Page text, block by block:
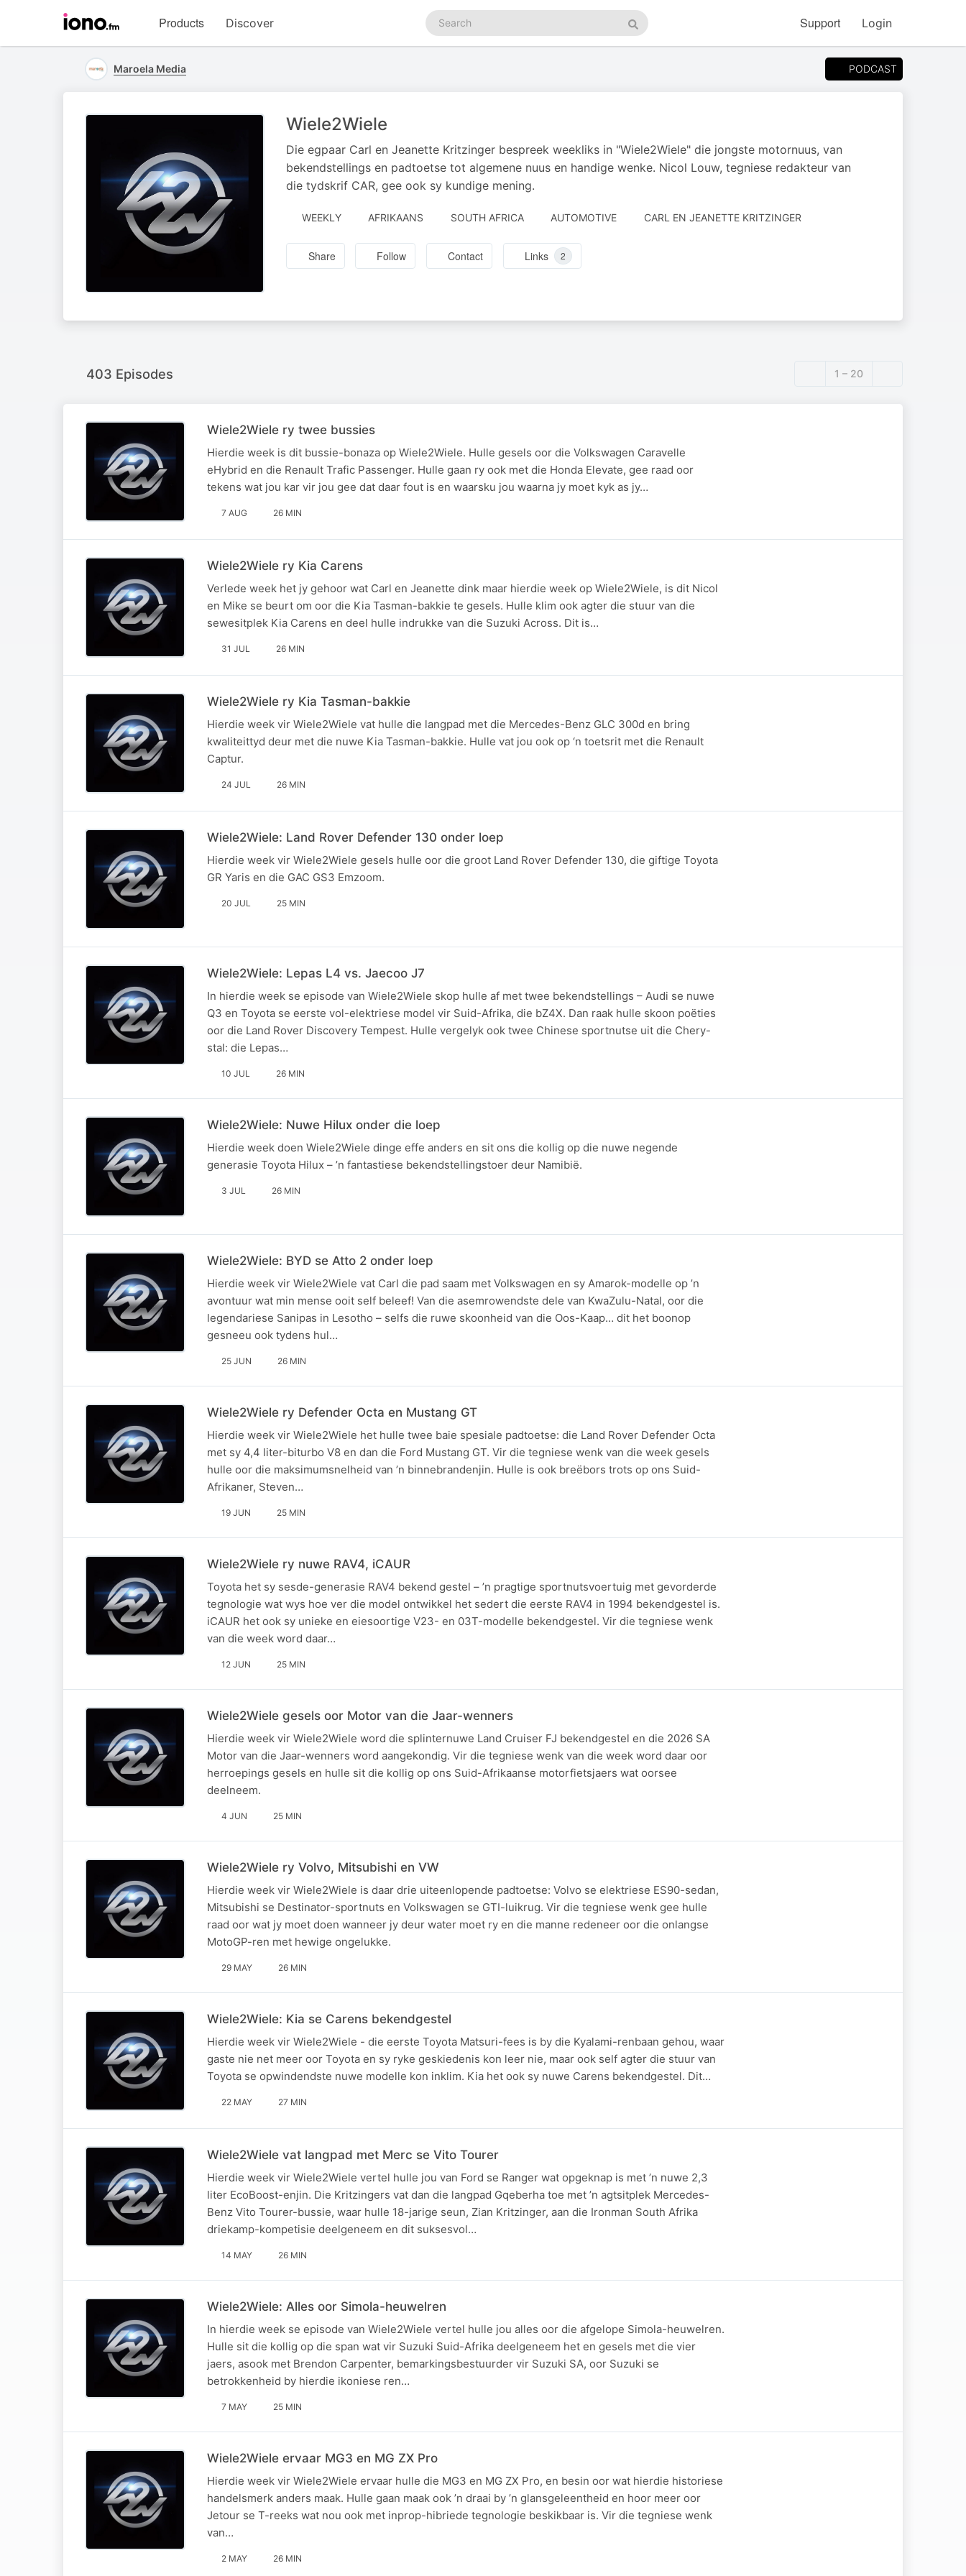
homepage
Products Discover
Search
podcasts
Search
Support Login
Maroela Media PODCAST
Wiele2Wiele
Die egpaar Carl en Jeanette Kritzinger bespreek weekliks in "Wiele2Wiele" die jongste motornuus, van
bekendstellings en padtoetse tot algemene nuus en handige wenke. Nicol Louw, tegniese redakteur van
die tydskrif CAR, gee ook sy kundige mening.
WEEKLY AFRIKAANS SOUTH AFRICA AUTOMOTIVE
AUTHORED
CARL EN JEANETTE KRITZINGER
Share Follow Contact Links 2
403 Episodes 1 – 20
Wiele2Wiele ry twee bussies
Hierdie week is dit bussie-bonaza op Wiele2Wiele. Hulle gesels oor die Volkswagen Caravelle
eHybrid en die Renault Trafic Passenger. Hulle gaan ry ook met die Honda Elevate, gee raad oor
tekens wat jou kar vir jou gee dat daar fout is en waarsku jou waarna jy moet kyk as jy…
7 AUG 26 MIN
Wiele2Wiele ry Kia Carens
Verlede week het jy gehoor wat Carl en Jeanette dink maar hierdie week op Wiele2Wiele, is dit Nicol
en Mike se beurt om oor die Kia Tasman-bakkie te gesels. Hulle klim ook agter die stuur van die
sewesitplek Kia Carens en deel hulle indrukke van die Suzuki Across. Dit is…
31 JUL 26 MIN
Wiele2Wiele ry Kia Tasman-bakkie
Hierdie week vir Wiele2Wiele vat hulle die langpad met die Mercedes-Benz GLC 300d en bring
kwaliteittyd deur met die nuwe Kia Tasman-bakkie. Hulle vat jou ook op ‘n toetsrit met die Renault
Captur.
24 JUL 26 MIN
Wiele2Wiele: Land Rover Defender 130 onder loep
Hierdie week vir Wiele2Wiele gesels hulle oor die groot Land Rover Defender 130, die giftige Toyota
GR Yaris en die GAC GS3 Emzoom.
20 JUL 25 MIN
Wiele2Wiele: Lepas L4 vs. Jaecoo J7
In hierdie week se episode van Wiele2Wiele skop hulle af met twee bekendstellings – Audi se nuwe
Q3 en Toyota se eerste vol-elektriese model vir Suid-Afrika, die bZ4X. Dan raak hulle skoon poëties
oor die Land Rover Discovery Tempest. Hulle vergelyk ook twee Chinese sportnutse uit die Chery-
stal: die Lepas…
10 JUL 26 MIN
Wiele2Wiele: Nuwe Hilux onder die loep
Hierdie week doen Wiele2Wiele dinge effe anders en sit ons die kollig op die nuwe negende
generasie Toyota Hilux – ’n fantastiese bekendstellingstoer deur Namibië.
3 JUL 26 MIN
Wiele2Wiele: BYD se Atto 2 onder loep
Hierdie week vir Wiele2Wiele vat Carl die pad saam met Volkswagen en sy Amarok-modelle op ’n
avontuur wat min mense ooit self beleef! Van die asemrowendste dele van KwaZulu-Natal, oor die
legendariese Sanipas in Lesotho – selfs die ruwe skoonheid van die Oos-Kaap… dit het boonop
gesneeu ook tydens hul…
25 JUN 26 MIN
Wiele2Wiele ry Defender Octa en Mustang GT
Hierdie week vir Wiele2Wiele het hulle twee baie spesiale padtoetse: die Land Rover Defender Octa
met sy 4,4 liter-biturbo V8 en dan die Ford Mustang GT. Vir die tegniese wenk van die week gesels
hulle oor die maksimumsnelheid van ’n binnebrandenjin. Hulle is ook breëbors trots op ons Suid-
Afrikaner, Steven…
19 JUN 25 MIN
Wiele2Wiele ry nuwe RAV4, iCAUR
Toyota het sy sesde-generasie RAV4 bekend gestel – ’n pragtige sportnutsvoertuig met gevorderde
tegnologie wat wys hoe ver die model ontwikkel het sedert die eerste RAV4 in 1994 bekendgestel is.
iCAUR het ook sy unieke en eiesoortige V23- en 03T-modelle bekendgestel. Vir die tegniese wenk
van die week word daar…
12 JUN 25 MIN
Wiele2Wiele gesels oor Motor van die Jaar-wenners
Hierdie week vir Wiele2Wiele word die splinternuwe Land Cruiser FJ bekendgestel en die 2026 SA
Motor van die Jaar-wenners word aangekondig. Vir die tegniese wenk van die week word daar oor
herroepings gesels en hulle sit die kollig op ons Suid-Afrikaanse motorfietsjaers wat oorsee
deelneem.
4 JUN 25 MIN
Wiele2Wiele ry Volvo, Mitsubishi en VW
Hierdie week vir Wiele2Wiele is daar drie uiteenlopende padtoetse: Volvo se elektriese ES90-sedan,
Mitsubishi se Destinator-sportnuts en Volkswagen se GTI-luikrug. Vir die tegniese wenk gee hulle
raad oor wat jy moet doen wanneer jy deur water moet ry en die manne redeneer oor die onlangse
MotoGP-ren met hewige ongelukke.
29 MAY 26 MIN
Wiele2Wiele: Kia se Carens bekendgestel
Hierdie week vir Wiele2Wiele - die eerste Toyota Matsuri-fees is by die Kyalami-renbaan gehou, waar
gaste nie net meer oor Toyota en sy ryke geskiedenis kon leer nie, maar ook self agter die stuur van
Toyota se opwindendste nuwe modelle kon inklim. Kia het ook sy nuwe Carens bekendgestel. Dit…
22 MAY 27 MIN
Wiele2Wiele vat langpad met Merc se Vito Tourer
Hierdie week vir Wiele2Wiele vertel hulle jou van Ford se Ranger wat opgeknap is met ’n nuwe 2,3
liter EcoBoost-enjin. Die Kritzingers vat dan die langpad Gqeberha toe met ’n agtsitplek Mercedes-
Benz Vito Tourer-bussie, waar hulle 18-jarige seun, Zian Kritzinger, aan die Ironman South Afrika
driekamp-kompetisie deelgeneem en dit suksesvol…
14 MAY 26 MIN
Wiele2Wiele: Alles oor Simola-heuwelren
In hierdie week se episode van Wiele2Wiele vertel hulle jou alles oor die afgelope Simola-heuwelren.
Hulle sit die kollig op die span wat vir Suzuki Suid-Afrika deelgeneem het en gesels met die vier
jaers, asook met Brendon Carpenter, bemarkingsbestuurder vir Suzuki SA, oor Suzuki se
betrokkenheid by hierdie ikoniese ren…
7 MAY 25 MIN
Wiele2Wiele ervaar MG3 en MG ZX Pro
Hierdie week vir Wiele2Wiele ervaar hulle die MG3 en MG ZX Pro, en besin oor wat hierdie historiese
handelsmerk anders maak. Hulle gaan maak ook ’n draai by ’n glansgeleentheid en hoor meer oor
Jetour se T-reeks wat nou ook met inprop-hibriede tegnologie beskikbaar is. Vir die tegniese wenk
van…
2 MAY 26 MIN